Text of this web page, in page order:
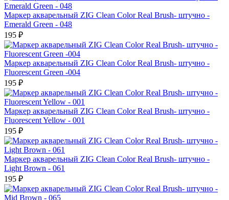
Маркер акварельный ZIG Clean Color Real Brush- штучно -
Emerald Green - 048
195 ₽
Маркер акварельный ZIG Clean Color Real Brush- штучно -
Fluorescent Green -004
195 ₽
Маркер акварельный ZIG Clean Color Real Brush- штучно -
Fluorescent Yellow - 001
195 ₽
Маркер акварельный ZIG Clean Color Real Brush- штучно -
Light Brown - 061
195 ₽